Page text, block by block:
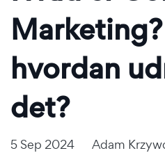
hvordan
det?
5 Sep 2024
Adam